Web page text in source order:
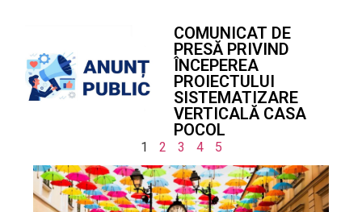
COMUNICAT DE
PRESĂ PRIVIND
ÎNCEPEREA
PROIECTULUI
SISTEMATIZARE
VERTICALĂ CASA
POCOL
1 2 3 4 5